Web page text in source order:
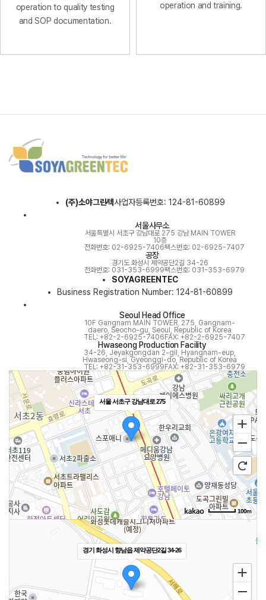
operation to quality testing
and SOP documentation.
operation and training.
(주)소야그린텍사업자등록번호: 124-81-60899
서울사무소
서울특별시 서초구 강남대로 275 강남 MAIN TOWER
10층
전화번호: 02-6925-7406팩스번호: 02-6925-7407
공장
경기도 화성시 제약공단2길 34-26
전화번호: 031-353-6999팩스번호: 031-353-6979
SOYAGREENTEC
Business Registration Number: 124-81-60899
Seoul Head Office
10F Gangnam MAIN TOWER, 275, Gangnam-
daero, Seocho-gu, Seoul, Republic of Korea
TEL: +82-2-6925-7406FAX: +82-2-6925-7407
Hwaseong Production Facility
34-26, Jeyakgongdan 2-gil, Hyangnam-eup,
Hwaseong-si, Gyeonggi-do, Republic of Korea
TEL: +82-31-353-6999FAX: +82-31-353-6979
서울 서초구 강남대로 275
100m
경기 화성시 향남읍 제약공단2길 34-26